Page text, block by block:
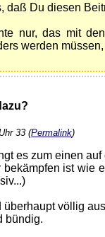
daß Du diesen
nur, das mit
werden
33 (Permalink)
es zum einen
bekämpfen ist wie
überhaupt völlig
bündig.